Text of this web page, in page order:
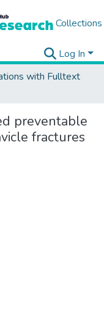
Collections
Log In
with Fulltext
preventable
fractures